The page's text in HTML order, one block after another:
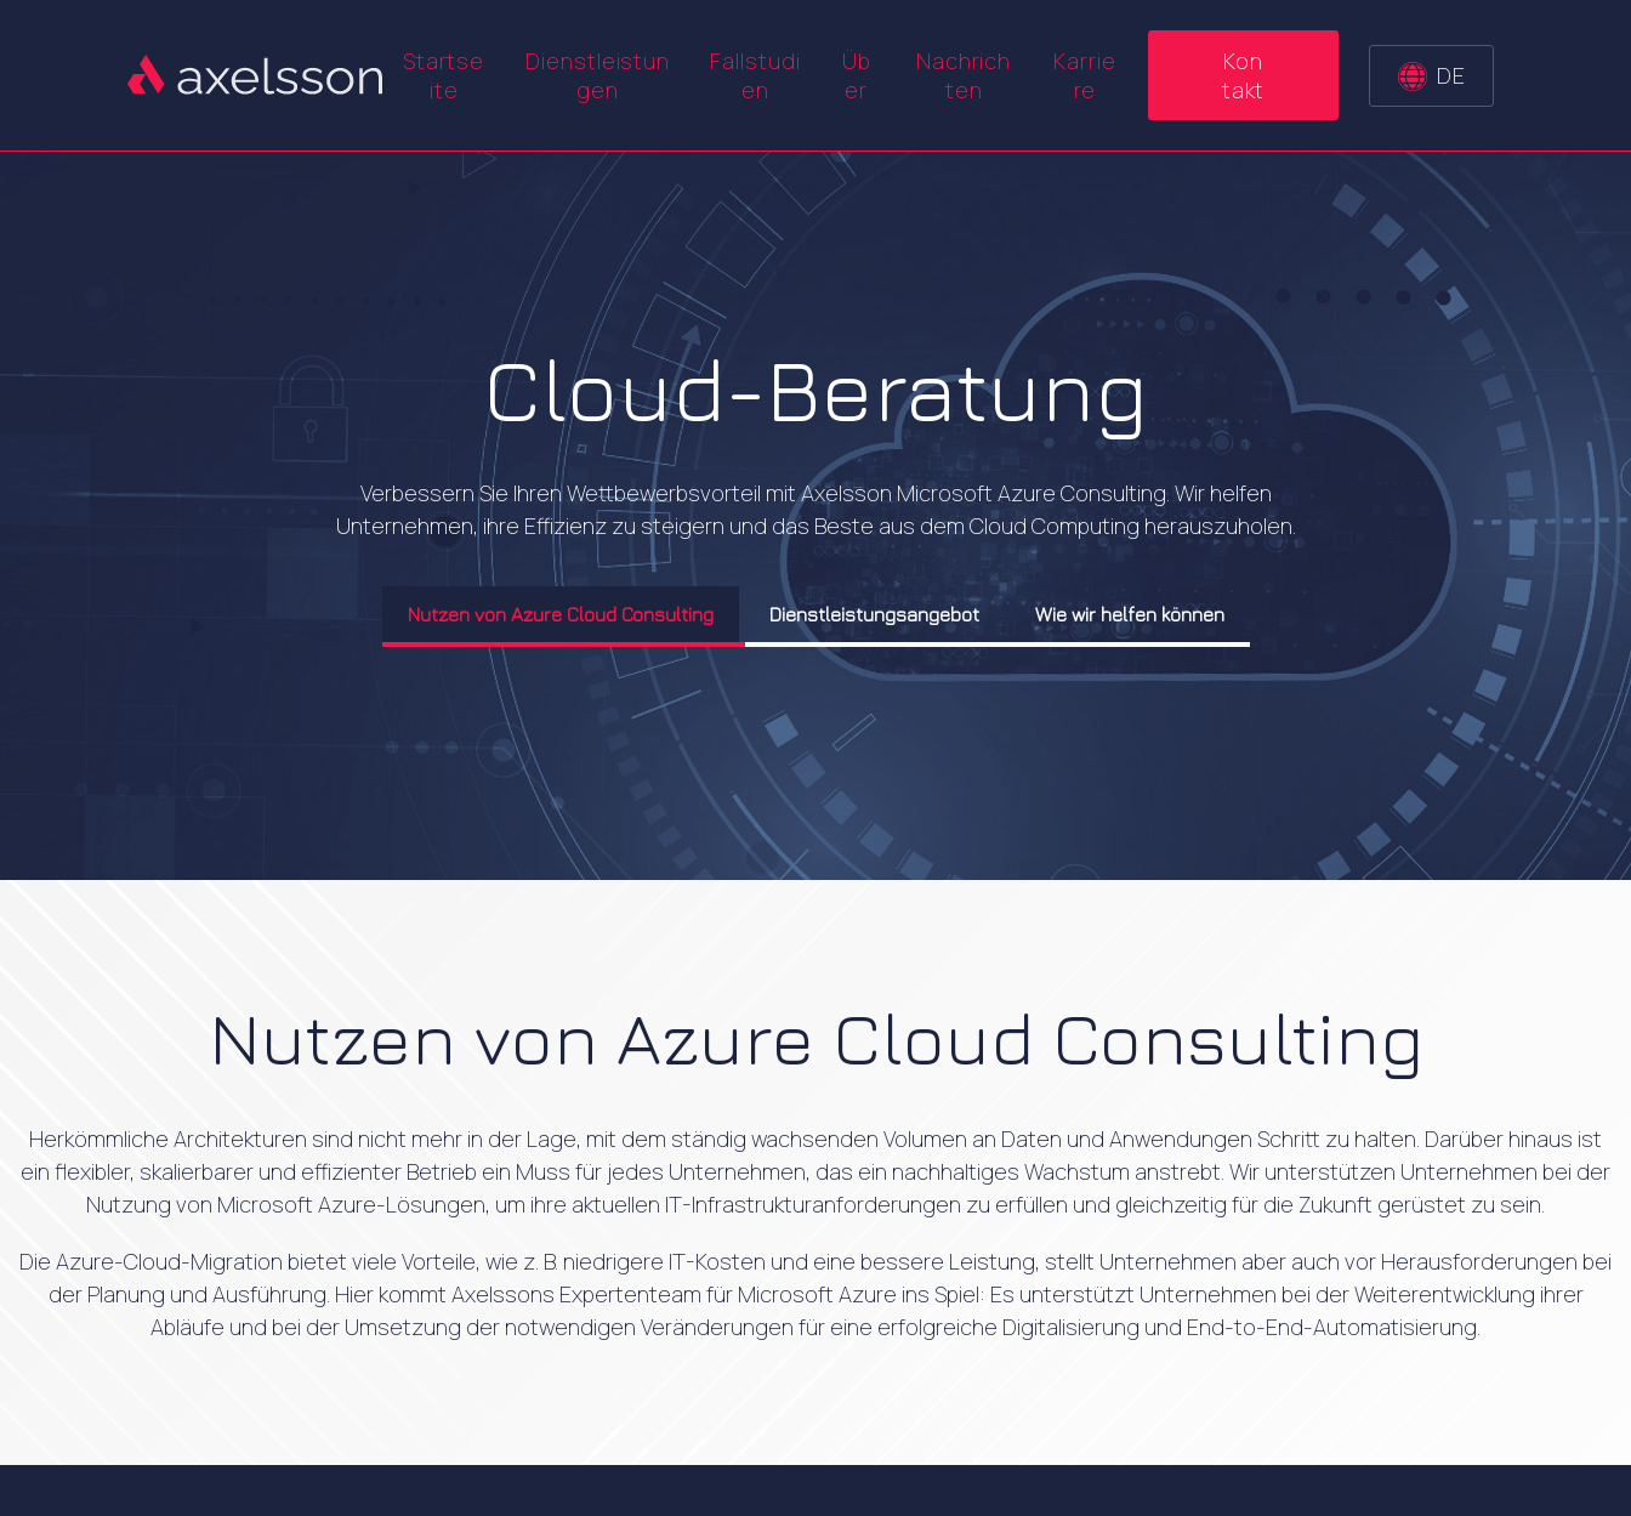
Startse
ite
Dienstleistun
gen
Fallstudi
en
Üb
er
Nachrich
ten
Karrie
re
Kon
takt
DE
Cloud-Beratung
Verbessern Sie Ihren Wettbewerbsvorteil mit Axelsson Microsoft Azure Consulting. Wir helfen
Unternehmen, ihre Effizienz zu steigern und das Beste aus dem Cloud Computing herauszuholen.
Nutzen von Azure Cloud Consulting Dienstleistungsangebot Wie wir helfen können
Nutzen von Azure Cloud Consulting
Herkömmliche Architekturen sind nicht mehr in der Lage, mit dem ständig wachsenden Volumen an Daten und Anwendungen Schritt zu halten. Darüber hinaus ist
ein flexibler, skalierbarer und effizienter Betrieb ein Muss für jedes Unternehmen, das ein nachhaltiges Wachstum anstrebt. Wir unterstützen Unternehmen bei der
Nutzung von Microsoft Azure-Lösungen, um ihre aktuellen IT-Infrastrukturanforderungen zu erfüllen und gleichzeitig für die Zukunft gerüstet zu sein.
Die Azure-Cloud-Migration bietet viele Vorteile, wie z. B. niedrigere IT-Kosten und eine bessere Leistung, stellt Unternehmen aber auch vor Herausforderungen bei
der Planung und Ausführung. Hier kommt Axelssons Expertenteam für Microsoft Azure ins Spiel: Es unterstützt Unternehmen bei der Weiterentwicklung ihrer
Abläufe und bei der Umsetzung der notwendigen Veränderungen für eine erfolgreiche Digitalisierung und End-to-End-Automatisierung.